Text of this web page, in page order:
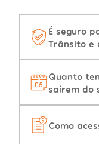
É seguro
Trânsito e
Quanto
saírem do
Como